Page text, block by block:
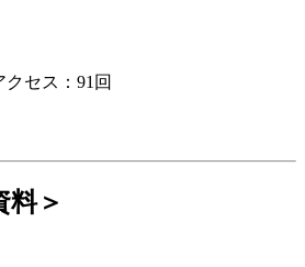
セス：91回
料＞